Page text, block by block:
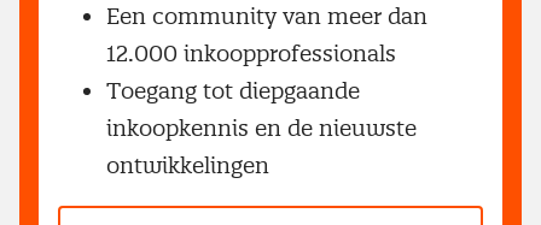
Een community van meer dan
12.000 inkoopprofessionals
Toegang tot diepgaande
inkoopkennis en de nieuwste
ontwikkelingen